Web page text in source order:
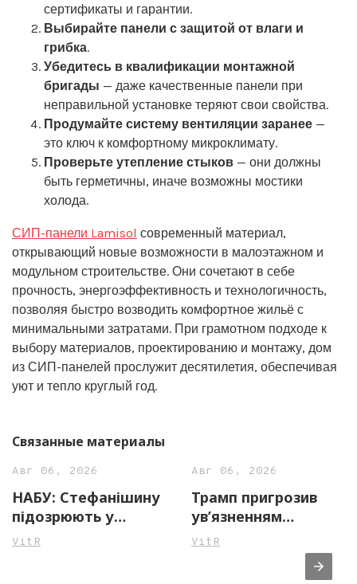
сертификаты и гарантии.
Выбирайте панели с защитой от влаги и
грибка.
Убедитесь в квалификации монтажной
бригады — даже качественные панели при
неправильной установке теряют свои свойства.
Продумайте систему вентиляции заранее —
это ключ к комфортному микроклимату.
Проверьте утепление стыков — они должны
быть герметичны, иначе возможны мостики
холода.
СИП-панели Lamisol современный материал,
открывающий новые возможности в малоэтажном и
модульном строительстве. Они сочетают в себе
прочность, энергоэффективность и технологичность,
позволяя быстро возводить комфортное жильё с
минимальными затратами. При грамотном подходе к
выбору материалов, проектированию и монтажу, дом
из СИП-панелей прослужит десятилетия, обеспечивая
уют и тепло круглый год.
Связанные материалы
Авг 06, 2026
НАБУ: Стефанішину
підозрюють у
незаконному
VitR
Авг 06, 2026
Трамп пригрозив
ув’язненням
джерелам ЗМІ через
повідомлення про
нестачу боєприпасів
VitR